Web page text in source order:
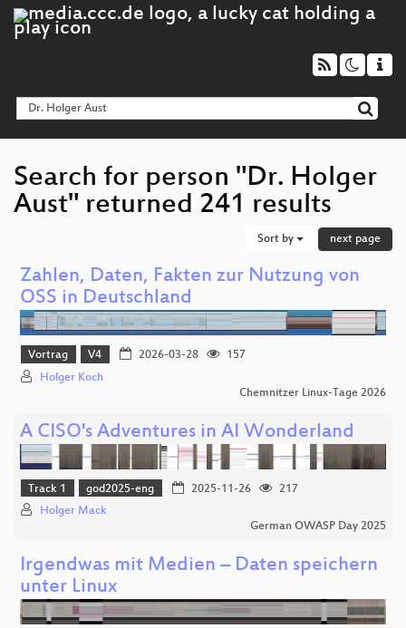
Search for person "Dr. Holger
Aust" returned 241 results
Sort by next page
Zahlen, Daten, Fakten zur Nutzung von
OSS in Deutschland
Vortrag V4 2026-03-28
157
Holger Koch
Chemnitzer Linux-Tage 2026
A CISO's Adventures in AI Wonderland
Track 1 god2025-eng 2025-11-26
217
Holger Mack
German OWASP Day 2025
Irgendwas mit Medien – Daten speichern
unter Linux